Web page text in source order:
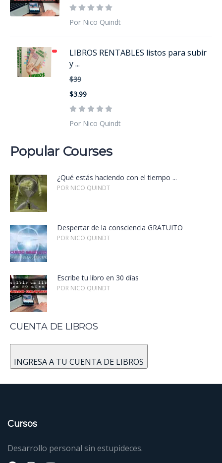
Por Nico Quindt
LIBROS RENTABLES listos para subir
y ...
$39
$3.99
Por Nico Quindt
Popular Courses
¿Qué estás haciendo con el tiempo ...
POR NICO QUINDT
Despertar de la consciencia GRATUITO
POR NICO QUINDT
Escribe tu libro en 30 días
POR NICO QUINDT
CUENTA DE LIBROS
INGRESA A TU CUENTA DE LIBROS
Cursos
Desarrollo personal sin estupideces.